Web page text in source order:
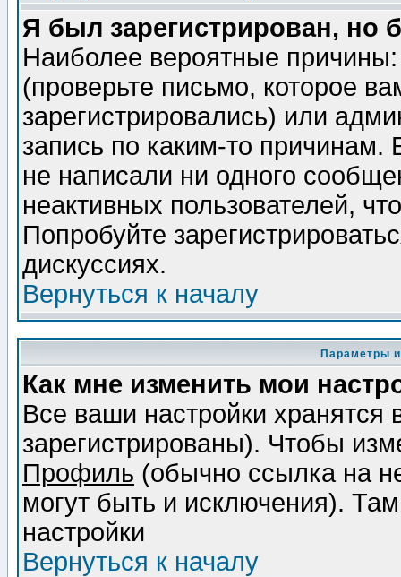
Я был зарегистрирован, но
Наиболее вероятные
(проверьте письмо, которое
зарегистрировались) или
запись по каким-то
не написали ни одного
неактивных пользователей,
Попробуйте
дискуссиях.
Вернуться к началу
Параметры
Как мне изменить мои
Все ваши настройки
зарегистрированы). Чтобы
Профиль (обычно ссылка на
могут быть и исключения).
настройки
Вернуться к началу